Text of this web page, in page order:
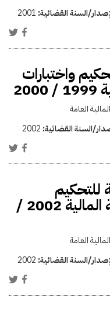
السنة القضائية: 2001
واختبارات
المالية العامة
السنة القضائية: 2002
للتحكيم
واختبارات القطن للسنة المالية 2002 /
المالية العامة
السنة القضائية: 2002